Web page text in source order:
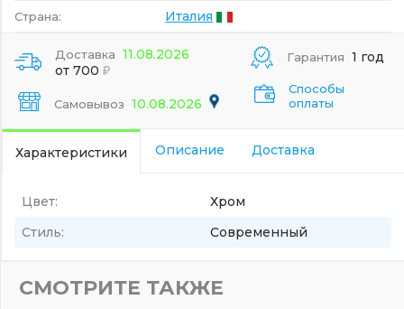
Страна: Италия
Доставка 11.08.2026
от 700
Самовывоз 10.08.2026
Гарантия 1 год
Способы
оплаты
Характеристики Описание Доставка
Цвет:
Хром
Стиль:
Современный
СМОТРИТЕ ТАКЖЕ